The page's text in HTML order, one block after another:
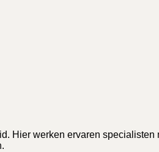
Hier werken ervaren